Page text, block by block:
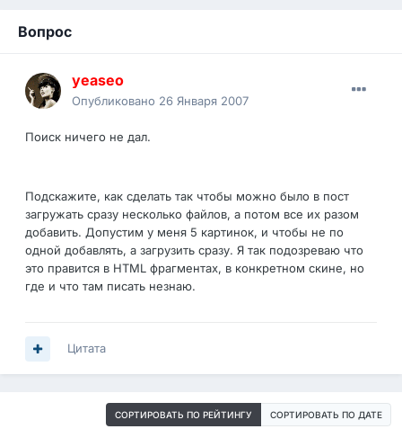
Вопрос
yeaseo
Опубликовано 26 Января 2007
Поиск ничего не дал.
Подскажите, как сделать так чтобы можно было в пост
загружать сразу несколько файлов, а потом все их разом
добавить. Допустим у меня 5 картинок, и чтобы не по
одной добавлять, а загрузить сразу. Я так подозреваю что
это правится в HTML фрагментах, в конкретном скине, но
где и что там писать незнаю.
Цитата
СОРТИРОВАТЬ ПО РЕЙТИНГУ СОРТИРОВАТЬ ПО ДАТЕ